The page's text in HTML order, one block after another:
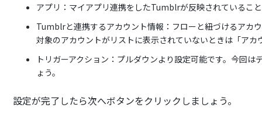
アプリ：マイアプリ連携をしたTumblrが反映されているこ
Tumblrと連携するアカウント情報：フローと紐づけるアカ
対象のアカウントがリストに表示されていないときは「ア
トリガーアクション：プルダウンより設定可能です。今回
ょう。
設定が完了したら次へボタンをクリックしましょう。